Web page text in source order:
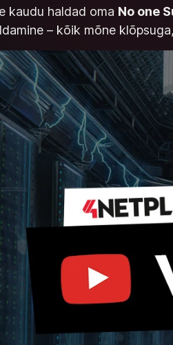
kaudu haldad oma No one
– kõik mõne